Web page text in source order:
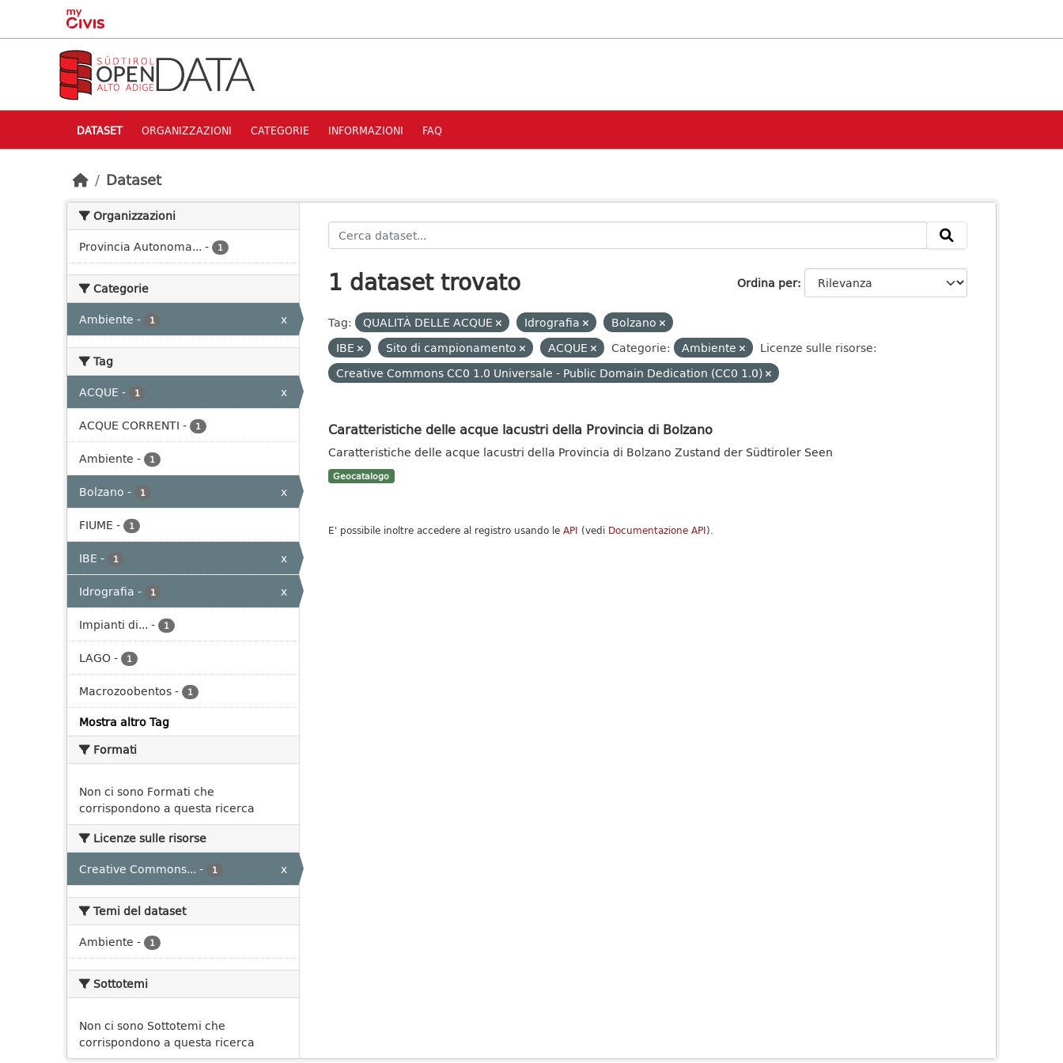
Skip to main content
DATASET ORGANIZZAZIONI CATEGORIE INFORMAZIONI FAQ
Dataset
Organizzazioni
Provincia Autonoma... - 1
Categorie
Ambiente - 1 x
Tag
ACQUE - 1
x
ACQUE CORRENTI - 1
Ambiente - 1
Bolzano - 1
x
FIUME - 1
IBE - 1
x
Idrografia - 1
x
Impianti di... - 1
LAGO- 1
Macrozoobentos- 1
Mostra altro Tag
Formati
Non ci sono Formati che
corrispondono a questa ricerca
Licenze sulle risorse
Creative Commons... - 1 x
Temi del dataset
Ambiente - 1
Sottotemi
Non ci sono Sottotemi che
corrispondono a questa ricerca
Ordina per
1 dataset trovato
Tag: QUALITÀ DELLE ACQUE Idrografia
Bolzano
IBE
Sito di campionamento ACQUE Categorie: Ambiente
Licenze sulle risorse:
Creative Commons CC0 1.0 Universale - Public Domain Dedication (CC0 1.0)
Caratteristiche delle acque lacustri della Provincia di Bolzano
Caratteristiche delle acque lacustri della Provincia di Bolzano Zustand der Südtiroler Seen
Geocatalogo
E' possibile inoltre accedere al registro usando le API (vedi Documentazione API).